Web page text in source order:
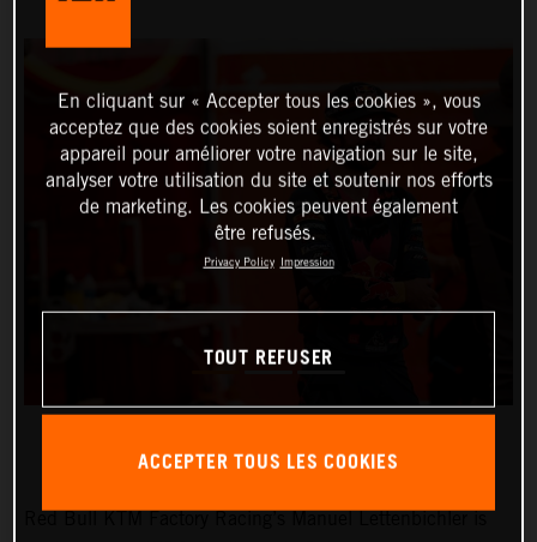
Red Bull KTM Factory Racing’s Manuel Lettenbichler is
En cliquant sur « Accepter tous les cookies », vous
acceptez que des cookies soient enregistrés sur votre
appareil pour améliorer votre navigation sur le site,
analyser votre utilisation du site et soutenir nos efforts
de marketing. Les cookies peuvent également
être refusés.
Privacy Policy Impression
TOUT REFUSER
ACCEPTER TOUS LES COOKIES